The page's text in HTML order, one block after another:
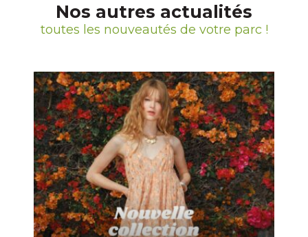
Nos autres actualités
toutes les nouveautés de votre parc !